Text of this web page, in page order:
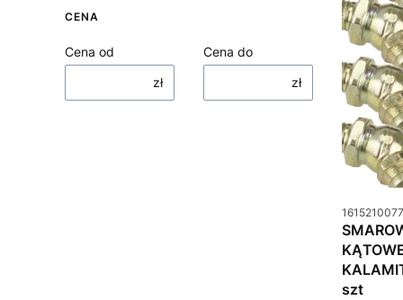
CENA
Cena od
zł
Cena do
zł
Kod
szt